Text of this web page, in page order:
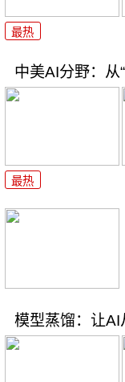
最热
中美AI分野：从
最热
模型蒸馏：让AI